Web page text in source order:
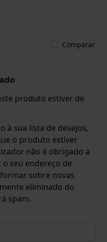
Comparar
produto estiver de
à sua lista de desejos,
o produto estiver
não é obrigado a
seu endereço de
sobre novas
eliminado do
spam.